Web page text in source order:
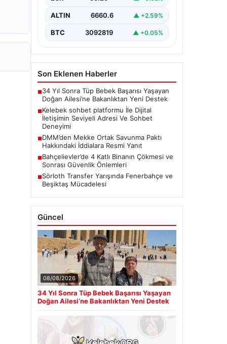
bir şekilde iletişim kurması ciddi bir
ALTIN 6660.6 ▲ +2.59%
BTC 3092819 ▲ +0.05%
Son Eklenen Haberler
■34 Yıl Sonra Tüp Bebek Başarısı Yaşayan
Doğan Ailesi’ne Bakanlıktan Yeni Destek
■Kelebek sohbet platformu İle Dijital
İletişimin Seviyeli Adresi Ve Sohbet
Deneyimi
■DMM’den Mekke Ortak Savunma Paktı
Hakkındaki İddialara Resmi Yanıt
■Bahçelievler’de 4 Katlı Binanın Çökmesi ve
Sonrası Güvenlik Önlemleri
■Sörloth Transfer Yarışında Fenerbahçe ve
Beşiktaş Mücadelesi
Güncel
08/08/2026
34 Yıl Sonra Tüp Bebek Başarısı Yaşayan
Doğan Ailesi’ne Bakanlıktan Yeni Destek